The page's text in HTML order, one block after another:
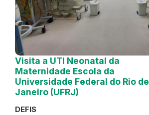
Visita a UTI Neonatal da
Maternidade Escola da
Universidade Federal do Rio de
Janeiro (UFRJ)
DEFIS